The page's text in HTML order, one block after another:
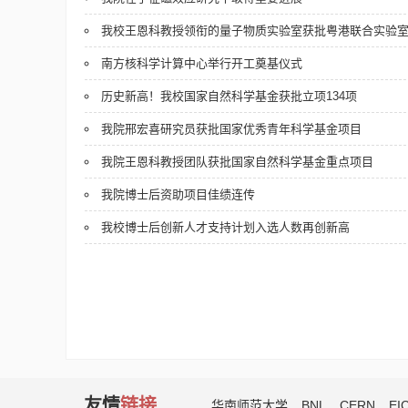
我校王恩科教授领衔的量子物质实验室获批粤港联合实验室
南方核科学计算中心举行开工奠基仪式
历史新高！我校国家自然科学基金获批立项134项
我院邢宏喜研究员获批国家优秀青年科学基金项目
我院王恩科教授团队获批国家自然科学基金重点项目
我院博士后资助项目佳绩连传
我校博士后创新人才支持计划入选人数再创新高